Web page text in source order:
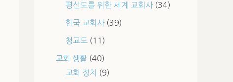
평신도를 위한 세계 교회사(34)
한국 교회사(39)
청교도 (11)
교회 생활(40)
교회 정치
(9)